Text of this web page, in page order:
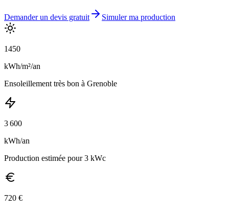
Demander un devis gratuit Simuler ma production
1450
kWh/m²/an
Ensoleillement très bon à Grenoble
3 600
kWh/an
Production estimée pour 3 kWc
720 €